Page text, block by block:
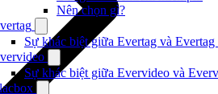
Nên chọn gì?
Sự khác biệt giữa Evertag và
Sự khác biệt giữa Evervideo và